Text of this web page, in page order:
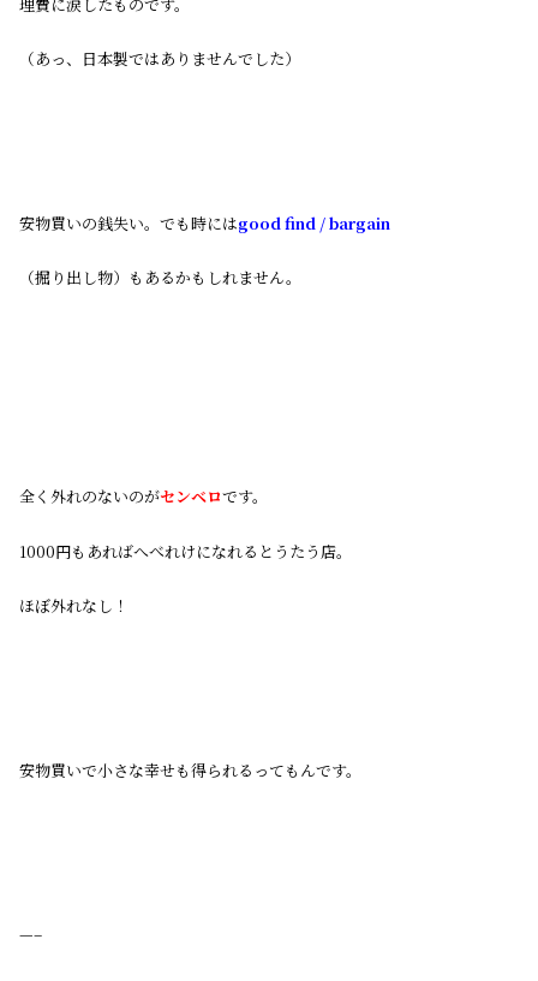
（あっ、日本製ではありませんでした）
安物買いの銭失い。でも時にはgood find / bargain
（掘り出し物）もあるかもしれません。
全く外れのないのがセンベロです。
1000円もあればへべれけになれるとうたう店。
ほぼ外れなし！
安物買いで小さな幸せも得られるってもんです。
—–